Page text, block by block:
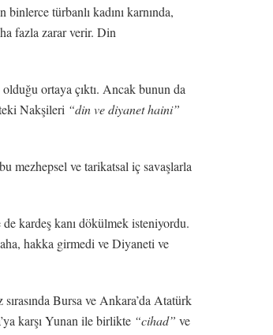
türbanlı kadını karnında,
fazla zarar verir. Din
ortaya çıktı. Ancak bunun da
Nakşileri “din ve diyanet haini”
mezhepsel ve tarikatsal iç savaşlarla
kardeş kanı dökülmek isteniyordu.
hakka girmedi ve Diyaneti ve
sırasında Bursa ve Ankara’da Atatürk
karşı Yunan ile birlikte “cihad” ve